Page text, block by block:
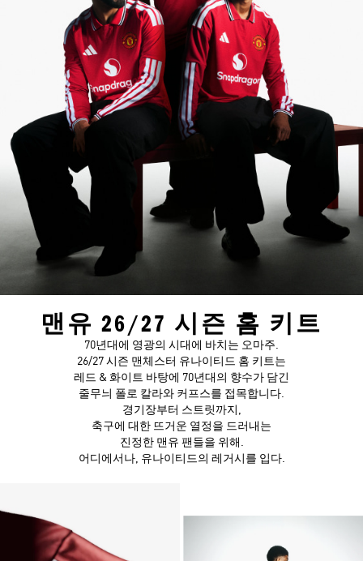
맨유 26/27 시즌 홈 키트
70년대에 영광의 시대에 바치는 오마주.
26/27 시즌 맨체스터 유나이티드 홈 키트는
레드 & 화이트 바탕에 70년대의 향수가 담긴
줄무늬 폴로 칼라와 커프스를 접목합니다.
경기장부터 스트릿까지,
축구에 대한 뜨거운 열정을 드러내는
진정한 맨유 팬들을 위해.
어디에서나, 유나이티드의 레거시를 입다.